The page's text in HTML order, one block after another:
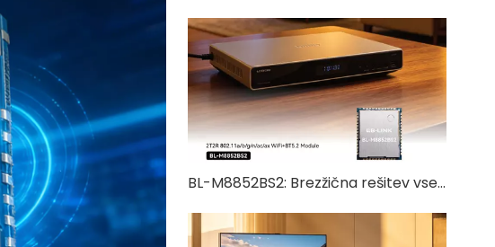
BL-M8852BS2: Brezžična rešitev vse v enem WiFi 6 + Bluetooth 5.2